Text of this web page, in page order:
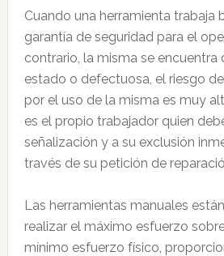
Cuando una herramienta trabaja
garantía de seguridad para el
contrario, la misma se encuentra
estado o defectuosa, el riesgo
por el uso de la misma es muy
es el propio trabajador quien
señalización y a su exclusión
través de su petición de
Las herramientas manuales
realizar el máximo esfuerzo
mínimo esfuerzo físico,